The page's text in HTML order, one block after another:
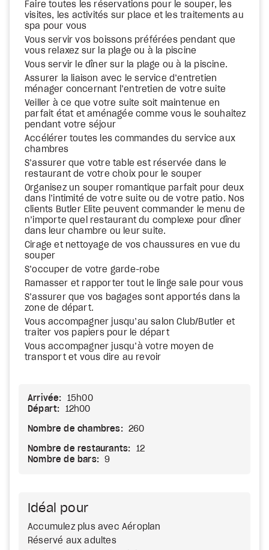
Faire toutes les réservations pour le souper, les
visites, les activités sur place et les traitements au
spa pour vous
Vous servir vos boissons préférées pendant que
vous relaxez sur la plage ou à la piscine
Vous servir le dîner sur la plage ou à la piscine.
Assurer la liaison avec le service d’entretien
ménager concernant l’entretien de votre suite
Veiller à ce que votre suite soit maintenue en
parfait état et aménagée comme vous le souhaitez
pendant votre séjour
Accélérer toutes les commandes du service aux
chambres
S’assurer que votre table est réservée dans le
restaurant de votre choix pour le souper
Organisez un souper romantique parfait pour deux
dans l’intimité de votre suite ou de votre patio. Nos
clients Butler Elite peuvent commander le menu de
n’importe quel restaurant du complexe pour dîner
dans leur chambre ou leur suite.
Cirage et nettoyage de vos chaussures en vue du
souper
S’occuper de votre garde-robe
Ramasser et rapporter tout le linge sale pour vous
S’assurer que vos bagages sont apportés dans la
zone de départ.
Vous accompagner jusqu’au salon Club/Butler et
traiter vos papiers pour le départ
Vous accompagner jusqu’à votre moyen de
transport et vous dire au revoir
Arrivée:
15h00
Départ:
12h00
Nombre de chambres: 260
Nombre de restaurants:
12
Nombre de bars:
9
Idéal pour
Accumulez plus avec Aéroplan
Réservé aux adultes